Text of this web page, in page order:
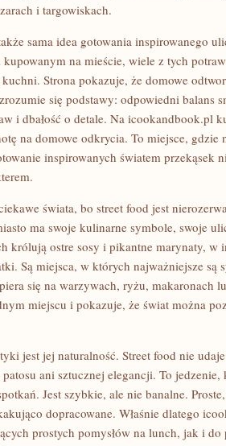
i targowiskach.
sama idea gotowania inspirowanego
na mieście, wiele z tych
kuchni. Strona pokazuje, że domowe
się podstawy: odpowiedni balans
i dbałość o detale. Na icookandbook.pl
na domowe odkrycia. To miejsce, gdzie
inspirowanych światem przekąsek
świata, bo street food jest
ma swoje kulinarne symbole, swoje
królują ostre sosy i pikantne marynaty, w
Są miejsca, w których najważniejsze są
się na warzywach, ryżu, makaronach
miejscu i pokazuje, że świat można
jest jej naturalność. Street food nie
ani sztucznej elegancji. To
Jest szybkie, ale nie banalne.
dopracowane. Właśnie dlatego
prostych pomysłów na lunch, jak i